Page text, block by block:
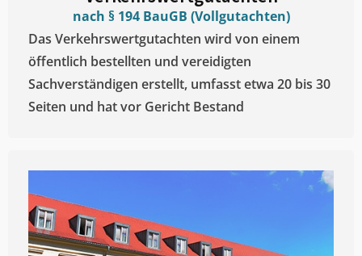
nach § 194 BauGB (Vollgutachten)
Das Verkehrswertgutachten wird von einem
öffentlich bestellten und vereidigten
Sachverständigen erstellt, umfasst etwa 20 bis 30
Seiten und hat vor Gericht Bestand